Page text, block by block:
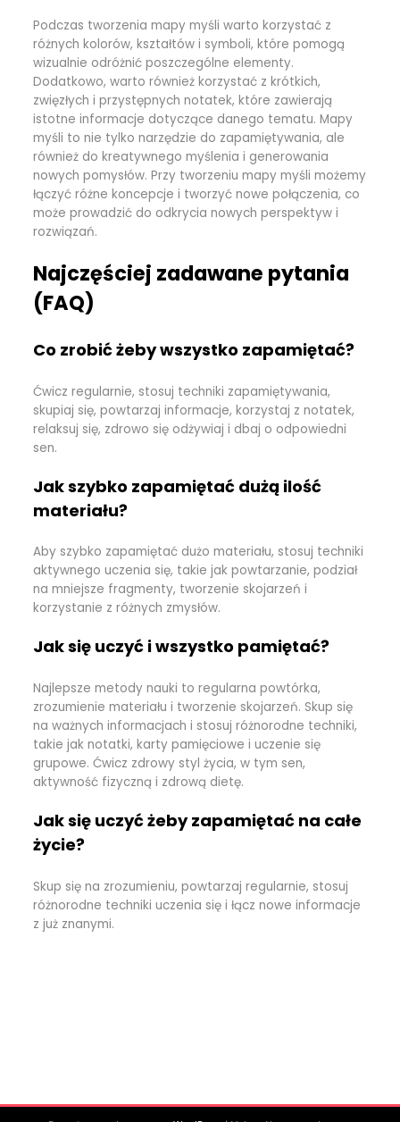
Podczas tworzenia mapy myśli warto korzystać z
różnych kolorów, kształtów i symboli, które pomogą
wizualnie odróżnić poszczególne elementy.
Dodatkowo, warto również korzystać z krótkich,
zwięzłych i przystępnych notatek, które zawierają
istotne informacje dotyczące danego tematu. Mapy
myśli to nie tylko narzędzie do zapamiętywania, ale
również do kreatywnego myślenia i generowania
nowych pomysłów. Przy tworzeniu mapy myśli możemy
łączyć różne koncepcje i tworzyć nowe połączenia, co
może prowadzić do odkrycia nowych perspektyw i
rozwiązań.
Najczęściej zadawane pytania
(FAQ)
Co zrobić żeby wszystko zapamiętać?
Ćwicz regularnie, stosuj techniki zapamiętywania,
skupiaj się, powtarzaj informacje, korzystaj z notatek,
relaksuj się, zdrowo się odżywiaj i dbaj o odpowiedni
sen.
Jak szybko zapamiętać dużą ilość
materiału?
Aby szybko zapamiętać dużo materiału, stosuj techniki
aktywnego uczenia się, takie jak powtarzanie, podział
na mniejsze fragmenty, tworzenie skojarzeń i
korzystanie z różnych zmysłów.
Jak się uczyć i wszystko pamiętać?
Najlepsze metody nauki to regularna powtórka,
zrozumienie materiału i tworzenie skojarzeń. Skup się
na ważnych informacjach i stosuj różnorodne techniki,
takie jak notatki, karty pamięciowe i uczenie się
grupowe. Ćwicz zdrowy styl życia, w tym sen,
aktywność fizyczną i zdrową dietę.
Jak się uczyć żeby zapamiętać na całe
życie?
Skup się na zrozumieniu, powtarzaj regularnie, stosuj
różnorodne techniki uczenia się i łącz nowe informacje
z już znanymi.